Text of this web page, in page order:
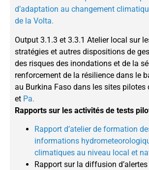
d’adaptation au changement
de la Volta.
Output 3.1.3 et 3.3.1 Atelier local sur
stratégies et autres dispositions de
des risques des inondations et de la
renforcement de la résilience dans le
au Burkina Faso dans les sites pilotes
et Pa.
Rapports sur les activités de tests
Rapport d’atelier de formation
informations
climatiques au niveau local et
Rapport sur la diffusion